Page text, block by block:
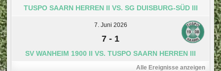
TUSPO SAARN HERREN II VS. SG DUISBURG-SÜD III
7. Juni 2026
7 - 1
SV WANHEIM 1900 II VS. TUSPO SAARN HERREN III
Alle Ereignisse anzeigen